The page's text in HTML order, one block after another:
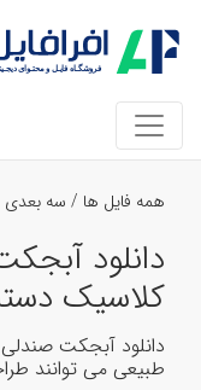
همه فایل ها / سه بعدی
دانلود
کلاسیک دسته دار
دانلود آبجکت
طبیعی می توانند